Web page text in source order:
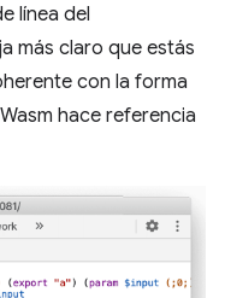
línea del
más claro que estás
con la forma
hace referencia